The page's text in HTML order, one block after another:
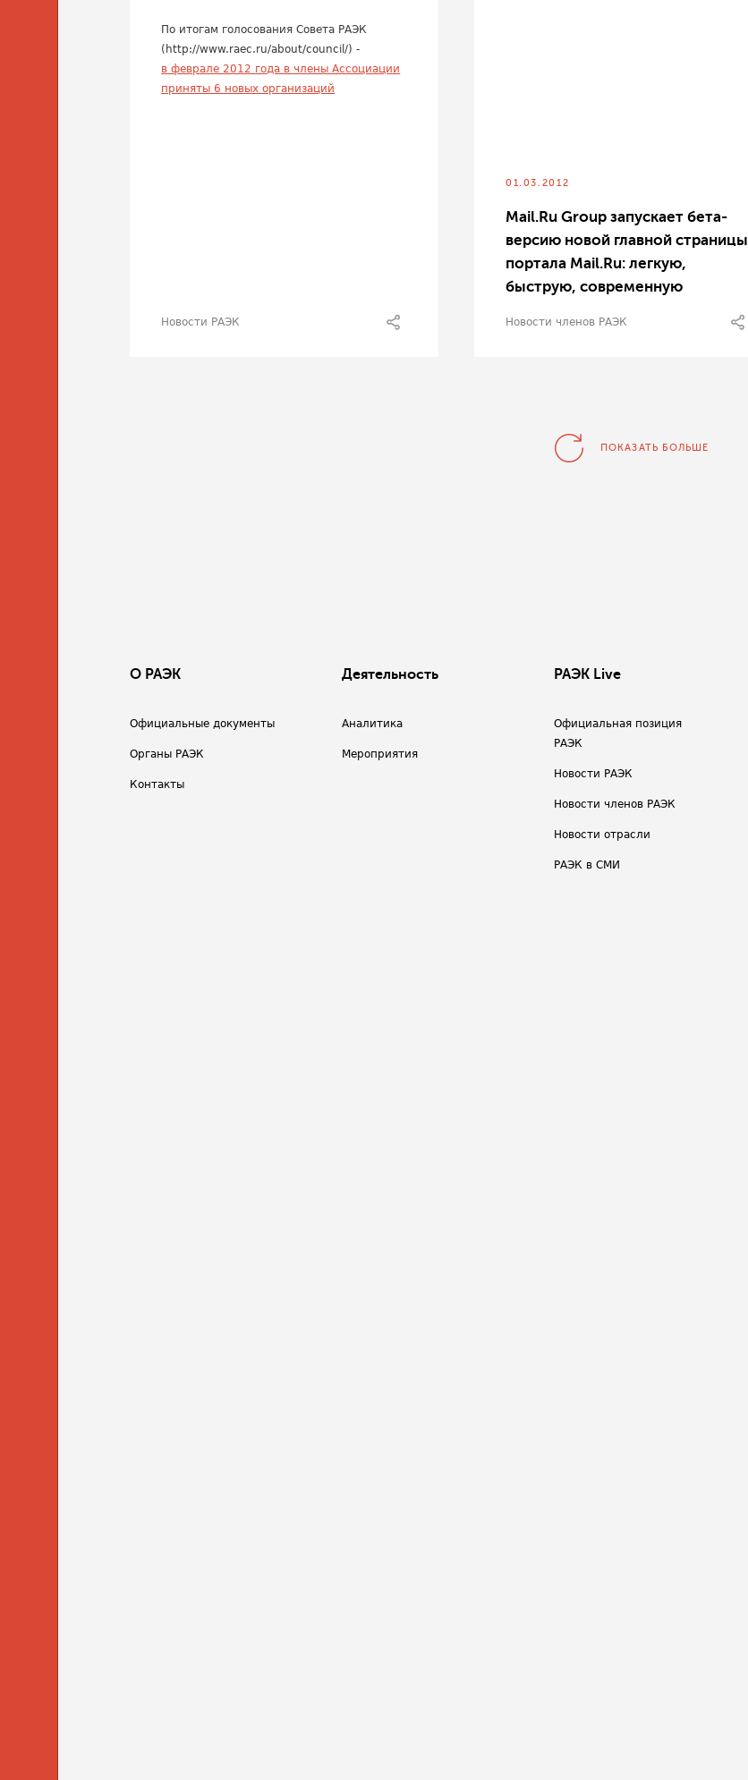
По итогам голосования Совета РАЭК
(http://www.raec.ru/about/council/) -
в феврале 2012 года в члены Ассоциации
приняты 6 новых организаций
Новости РАЭК
01.03.2012
Mail.Ru Group запускает бета-
версию новой главной страницы
портала Mail.Ru: легкую,
быструю, современную
Новости членов РАЭК
ПОКАЗАТЬ БОЛЬШЕ
О РАЭК
Официальные документы
Органы РАЭК
Контакты
Деятельность
Аналитика
Мероприятия
РАЭК Live
Официальная позиция
РАЭК
Новости РАЭК
Новости членов РАЭК
Новости отрасли
РАЭК в СМИ